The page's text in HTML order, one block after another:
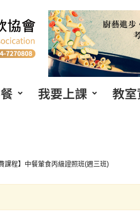
我要上課 教
課程】中餐葷食丙級證照班(週三班)